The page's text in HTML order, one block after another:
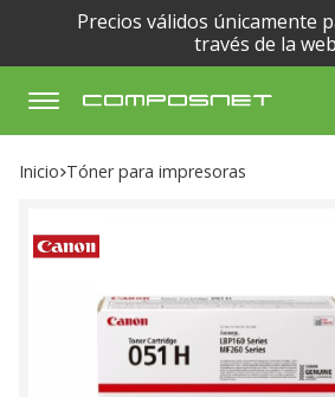
Precios válidos únicamente
través de la web
Inicio tóner para impresoras